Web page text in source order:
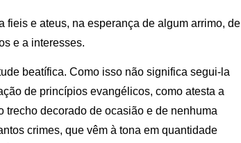
fieis e ateus, na esperança de algum arrimo, de
e a interesses.
beatífica. Como isso não significa segui-la
de princípios evangélicos, como atesta a
trecho decorado de ocasião e de nenhuma
crimes, que vêm à tona em quantidade